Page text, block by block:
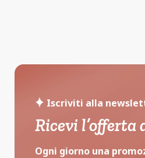
Iscriviti alla
Ricevi l’offerta
Ogni giorno una